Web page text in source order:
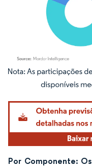
Imagem © Mordor
Por Componente: